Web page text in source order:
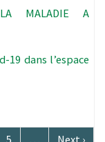
MALADIE A
19 dans l’espace
Page
5 …
Page
Next ›